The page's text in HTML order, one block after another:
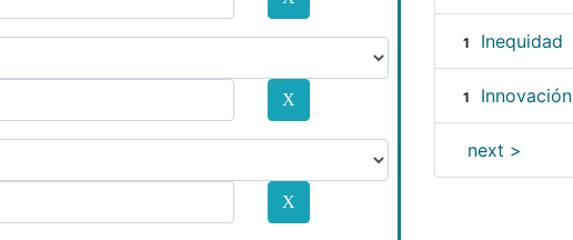
1 Inequidad
1 Innovación
next >